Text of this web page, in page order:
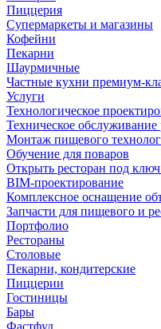
Пиццерия
Супермаркеты и магазины
Кофейни
Пекарни
Шаурмичные
Частные кухни премиум-
Услуги
Технологическое
Техническое обслуживание
Монтаж пищевого
Обучение для поваров
Открыть ресторан под
BIM-проектирование
Комплексное оснащение
Запчасти для пищевого и
Портфолио
Рестораны
Столовые
Пекарни, кондитерские
Пиццерии
Гостиницы
Бары
Фастфуд